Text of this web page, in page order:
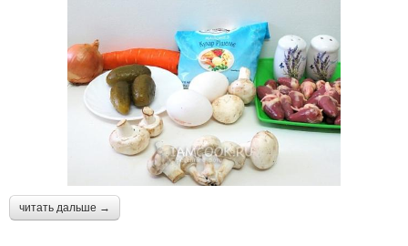
читать дальше →